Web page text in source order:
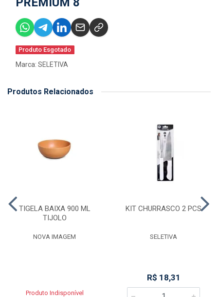
Produto Esgotado
Marca: SELETIVA
Produtos Relacionados
TIGELA BAIXA 900 ML
TIJOLO
NOVA IMAGEM
Produto Indisponível
KIT CHURRASCO 2 PCS
SELETIVA
R$ 18,31